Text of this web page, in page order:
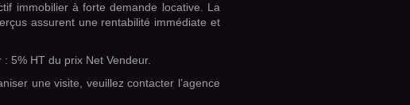
immobilier à forte demande locative. La
assurent une rentabilité immédiate et
5% HT du prix Net Vendeur.
une visite, veuillez contacter l’agence